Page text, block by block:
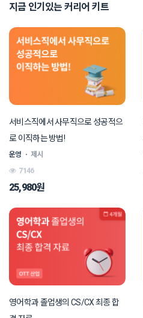
지금 인기있는 커리어 키트
서비스직에서 사무직으로 성공적으
로 이직하는 방법!
운영 ㆍ 제시
7146
25,980원
영어학과 졸업생의 CS/CX 최종 합